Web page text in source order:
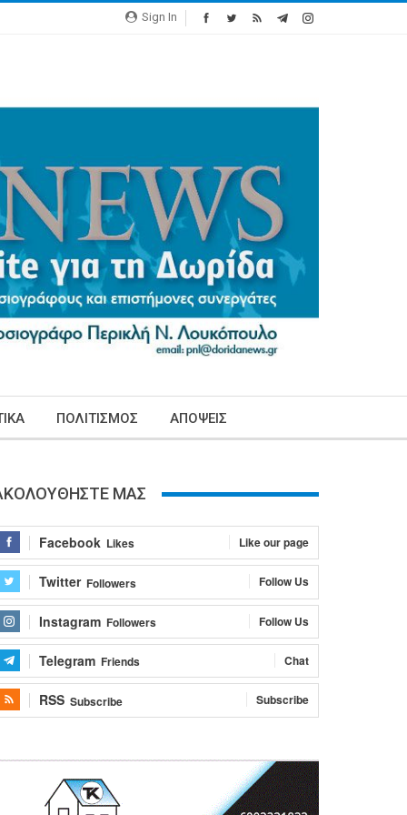
Sign In
ΠΟΛΙΤΙΣΜΟΣ ΑΠΟΨΕΙΣ
ΜΑΣ
Facebook Likes Like our page
Twitter Followers Follow Us
Instagram Followers Follow Us
Telegram Friends Chat
RSS Subscribe Subscribe